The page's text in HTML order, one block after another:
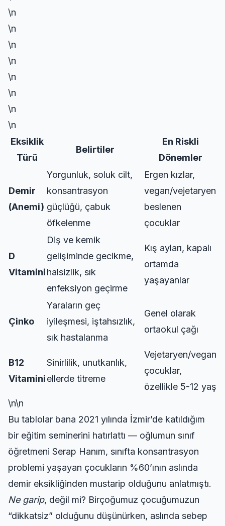
\n
\n
\n
\n
\n
\n
\n
\n
Eksiklik
Türü
Belirtiler
En Riskli
Dönemler
Demir
(Anemi)
Yorgunluk, soluk cilt,
konsantrasyon
güçlüğü, çabuk
öfkelenme
Ergen kızlar,
vegan/vejetaryen
beslenen
çocuklar
D
Vitamini
Diş ve kemik
gelişiminde gecikme,
halsizlik, sık
enfeksiyon geçirme
Kış ayları, kapalı
ortamda
yaşayanlar
Çinko
Yaraların geç
iyileşmesi, iştahsızlık,
sık hastalanma
Genel olarak
ortaokul çağı
B12
Vitamini
Sinirlilik, unutkanlık,
ellerde titreme
Vejetaryen/vegan
çocuklar,
özellikle 5-12 yaş
\n\n
Bu tablolar bana 2021 yılında İzmir’de katıldığım
bir eğitim seminerini hatırlattı — oğlumun sınıf
öğretmeni Serap Hanım, sınıfta konsantrasyon
problemi yaşayan çocukların %60’ının aslında
demir eksikliğinden mustarip olduğunu anlatmıştı.
Ne garip, değil mi? Birçoğumuz çocuğumuzun
“dikkatsiz” olduğunu düşünürken, aslında sebep